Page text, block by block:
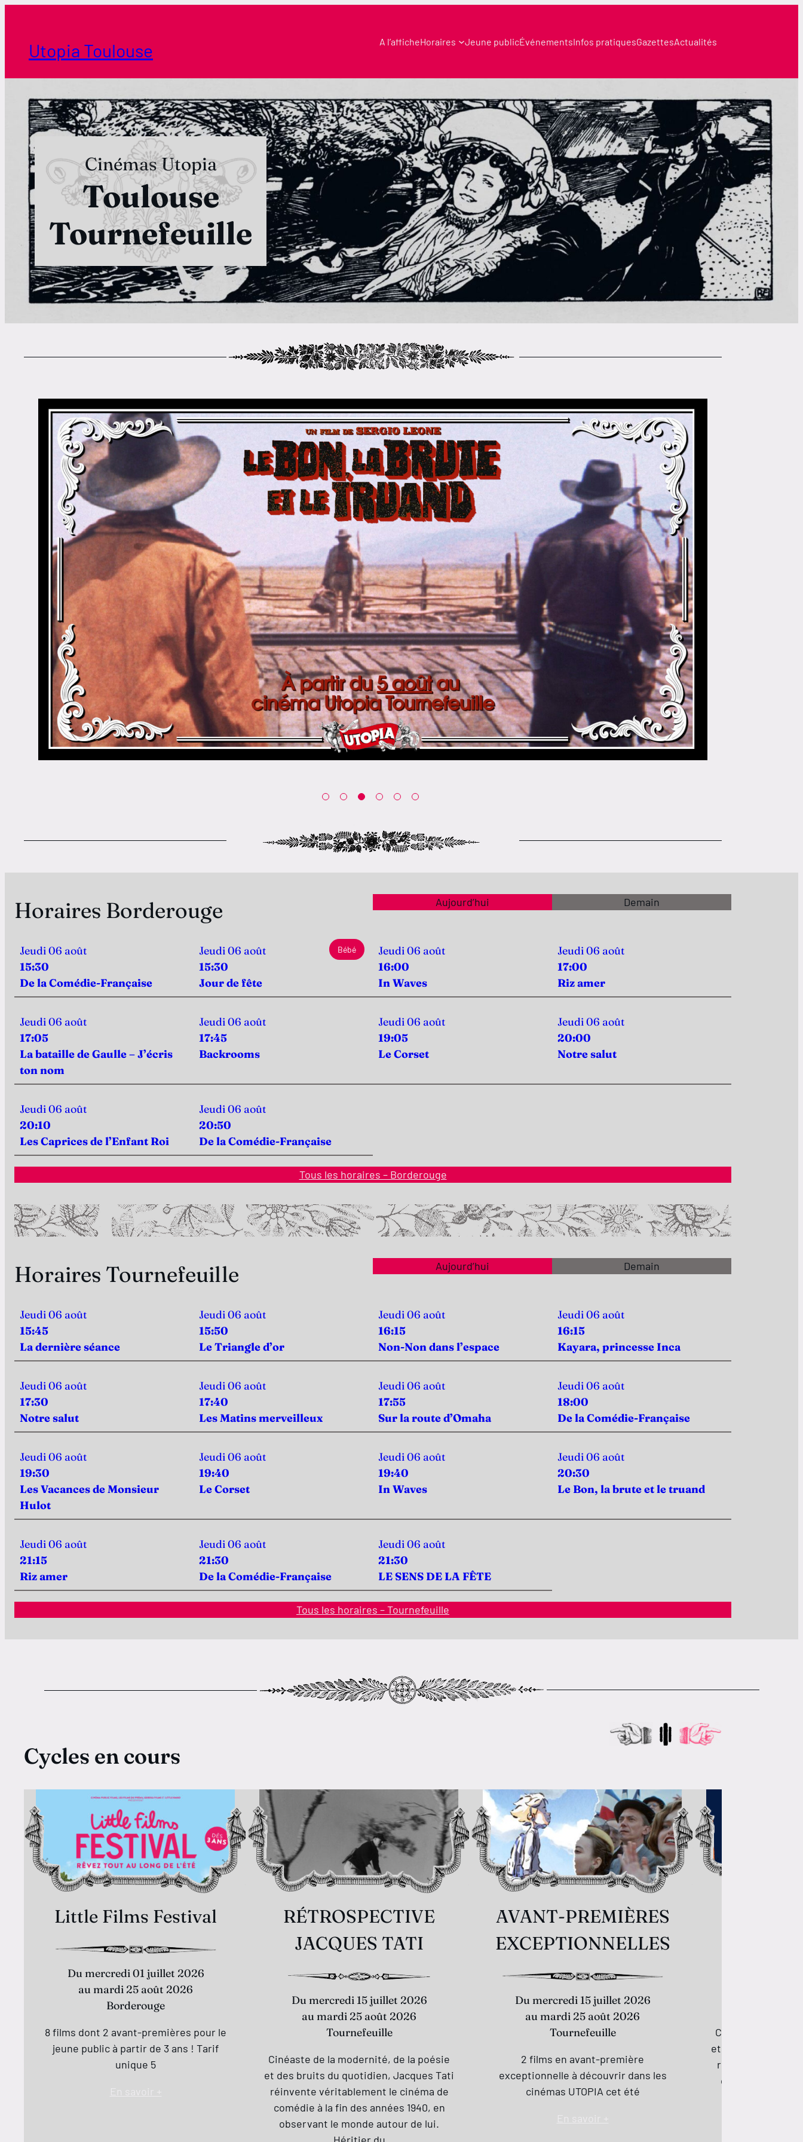
contenuUtopia Toulouse A l’afficheHoraires Jeune publicÉvénementsInfos pratiquesGazettesActualités
Cinémas Utopia
Toulouse
Tournefeuille
Horaires Borderouge Aujourd’hui Demain
Jeudi 06 août
15:30
De la Comédie-Française
Jeudi 06 août
15:30
Bébé
Jour de fête​​​​​​​
Jeudi 06 août
16:00
In Waves
Jeudi 06 août
17:00
Riz amer
Jeudi 06 août
17:05
La bataille de Gaulle – J’écris
ton nom
Jeudi 06 août
17:45
Backrooms
Jeudi 06 août
19:05
Le Corset
Jeudi 06 août
20:00
Notre salut
Jeudi 06 août
20:10
Les Caprices de l’Enfant Roi
Jeudi 06 août
20:50
De la Comédie-Française
Tous les horaires – Borderouge
Horaires Tournefeuille Aujourd’hui Demain
Jeudi 06 août
15:45
La dernière séance
Jeudi 06 août
15:50
Le Triangle d’or
Jeudi 06 août
16:15
Non-Non dans l’espace
Jeudi 06 août
16:15
Kayara, princesse Inca
Jeudi 06 août
17:30
Notre salut
Jeudi 06 août
17:40
Les Matins merveilleux
Jeudi 06 août
17:55
Sur la route d’Omaha
Jeudi 06 août
18:00
De la Comédie-Française
Jeudi 06 août
19:30
Les Vacances de Monsieur
Hulot
Jeudi 06 août
19:40
Le Corset
Jeudi 06 août
19:40
In Waves
Jeudi 06 août
20:30
Le Bon, la brute et le truand
Jeudi 06 août
21:15
Riz amer
Jeudi 06 août
21:30
De la Comédie-Française
Jeudi 06 août
21:30
LE SENS DE LA FÊTE
Tous les horaires – Tournefeuille
Cycles en cours
Little Films Festival
Du mercredi 01 juillet 2026
au mardi 25 août 2026
Borderouge
8 films dont 2 avant-premières pour le
jeune public à partir de 3 ans ! Tarif
unique 5
RÉTROSPECTIVE
JACQUES TATI
Du mercredi 15 juillet 2026
au mardi 25 août 2026
Tournefeuille
Cinéaste de la modernité, de la poésie
et des bruits du quotidien, Jacques Tati
réinvente véritablement le cinéma de
comédie à la fin des années 1940, en
observant le monde autour de lui.
AVANT-PREMIÈRES
EXCEPTIONNELLES
Du mercredi 15 juillet 2026
au mardi 25 août 2026
Tournefeuille
2 films en avant-première
exceptionnelle à découvrir dans les
cinémas UTOPIA cet été
Cinéaste de la
et des bruits du
réinvente
comédie à la fin